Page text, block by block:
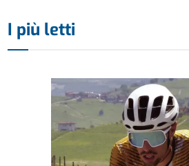
I più letti